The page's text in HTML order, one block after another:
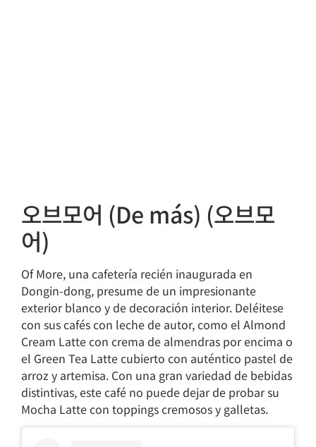
오브모어 (De más) (오브모
어)
Of More, una cafetería recién inaugurada en
Dongin-dong, presume de un impresionante
exterior blanco y de decoración interior. Deléitese
con sus cafés con leche de autor, como el Almond
Cream Latte con crema de almendras por encima o
el Green Tea Latte cubierto con auténtico pastel de
arroz y artemisa. Con una gran variedad de bebidas
distintivas, este café no puede dejar de probar su
Mocha Latte con toppings cremosos y galletas.